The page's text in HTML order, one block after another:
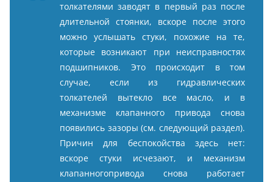
толкателями заводят в первый раз после
длительной стоянки, вскоре после этого
можно услышать стуки, похожие на те,
которые возникают при неисправностях
подшипников. Это происходит в том
случае, если из гидравлических
толкателей вытекло все масло, и в
механизме клапанного привода снова
появились зазоры (см. следующий раздел).
Причин для беспокойства здесь нет:
вскоре стуки исчезают, и механизм
клапанногопривода снова работает